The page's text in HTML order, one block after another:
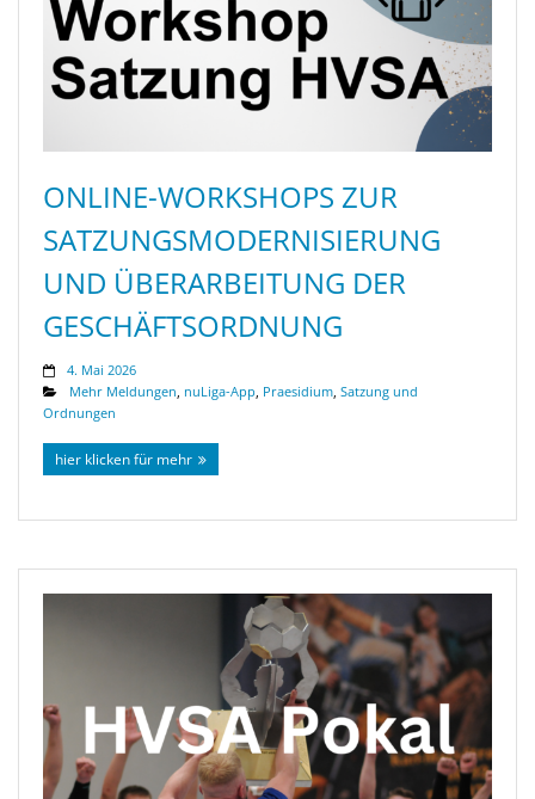
ONLINE-WORKSHOPS ZUR
SATZUNGSMODERNISIERUNG
UND ÜBERARBEITUNG DER
GESCHÄFTSORDNUNG
4. Mai 2026
Mehr Meldungen nuLiga-App Praesidium Satzung und
Ordnungen
hier klicken für mehr